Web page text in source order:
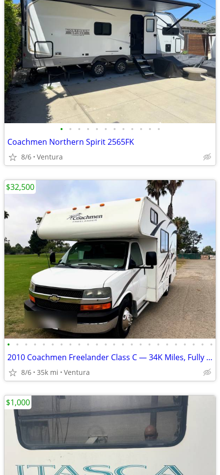
• • • • • • • • • • • •
Coachmen Northern Spirit 2565FK
8/6 Ventura
• • • • • • • • • • • • • • • • • • • • • • • •
2010 Coachmen Freelander Class C — 34K Miles, Fully Serviced, Custom U
8/6 35k mi Ventura
$32,500
$1,000